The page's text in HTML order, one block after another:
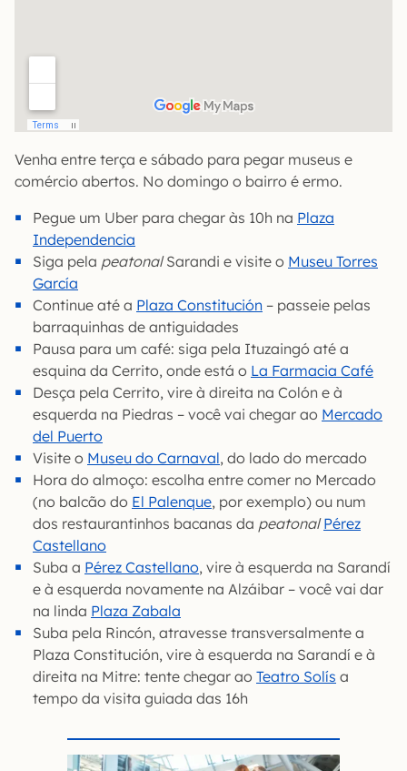
Venha entre terça e sábado para pegar museus e
comércio abertos. No domingo o bairro é ermo.
Pegue um Uber para chegar às 10h na Plaza
Independencia
Siga pela peatonalSarandi e visite o Museu Torres
García
Continue até a Plaza Constitución – passeie pelas
barraquinhas de antiguidades
Pausa para um café: siga pela Ituzaingó até a
esquina da Cerrito, onde está o La Farmacia Café
Desça pela Cerrito, vire à direita na Colón e à
esquerda na Piedras – você vai chegar ao Mercado
del Puerto
Visite o Museu do Carnaval, do lado do mercado
Hora do almoço: escolha entre comer no Mercado
(no balcão do El Palenque, por exemplo) ou num
dos restaurantinhos bacanas da peatonal Pérez
Castellano
Suba a Pérez Castellano, vire à esquerda na Sarandí
e à esquerda novamente na Alzáibar – você vai dar
na linda Plaza Zabala
Suba pela Rincón, atravesse transversalmente a
Plaza Constitución, vire à esquerda na Sarandí e à
direita na Mitre: tente chegar ao Teatro Solís a
tempo da visita guiada das 16h